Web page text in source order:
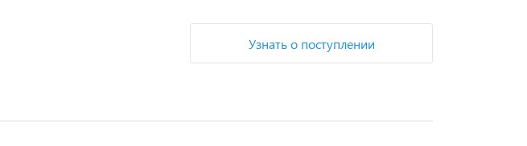
Узнать о поступлении